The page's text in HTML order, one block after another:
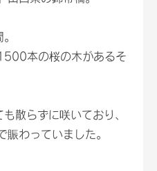
本の桜の木があるそ
散らずに咲いており、
賑わっていました。